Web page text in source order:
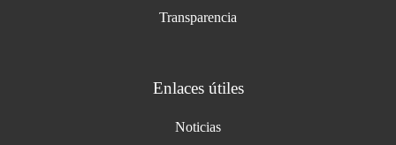
Transparencia
Enlaces útiles
Noticias